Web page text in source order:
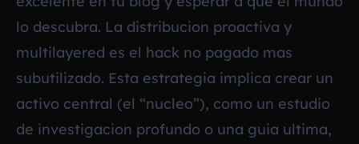
lo descubra. La distribucion proactiva y
multilayered es el hack no pagado mas
subutilizado. Esta estrategia implica crear un
activo central (el “nucleo”), como un estudio
de investigacion profundo o una guia ultima,